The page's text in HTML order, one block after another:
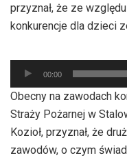
przyznał, że ze
konkurencje dla dzieci
plików
dźwiękowych
00:00
Obecny na zawodach
Straży Pożarnej w
Kozioł, przyznał, że
zawodów, o czym